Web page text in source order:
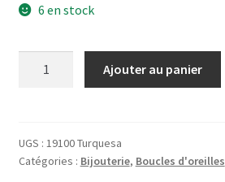
6 en stock
19100
Turquoise
Ajouter au panier
UGS : 19100 Turquesa
Catégories : Bijouterie, Boucles d'oreilles